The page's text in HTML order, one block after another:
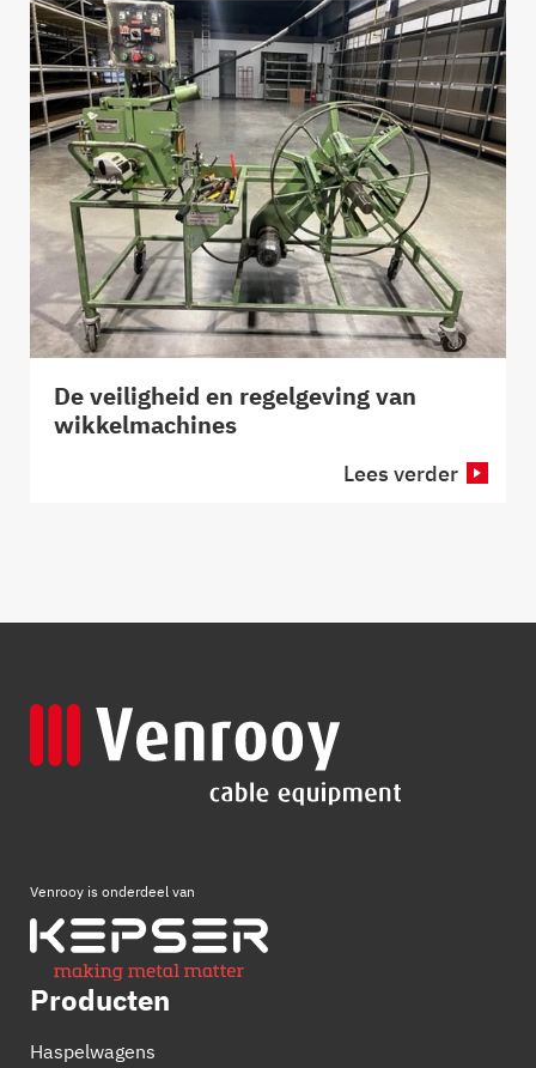
De veiligheid en regelgeving van
wikkelmachines
Lees verder
Venrooy is onderdeel van
Producten
Haspelwagens